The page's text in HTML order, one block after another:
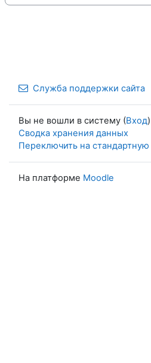
Служба поддержки сайта
Вы не вошли в систему (Вход)
Сводка хранения данных
Переключить на
На платформе Moodle